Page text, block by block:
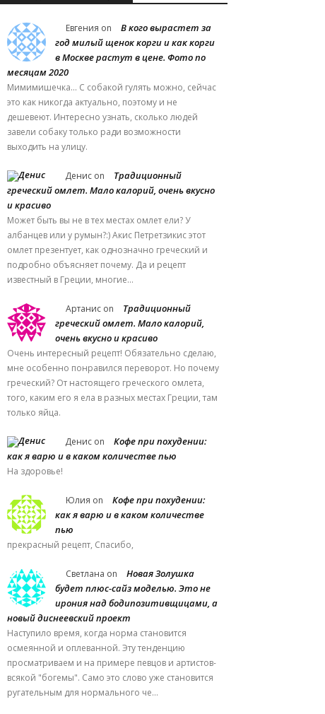
Евгения on
В кого вырастет за
год милый щенок корги и как корги
в Москве растут в цене. Фото по
месяцам 2020
Мимимишечка... С собакой гулять можно, сейчас
это как никогда актуально, поэтому и не
дешевеют. Интересно узнать, сколько людей
завели собаку только ради возможности
выходить на улицу.
Денис on
Традиционный
греческий омлет. Мало калорий, очень вкусно
и красиво
Может быть вы не в тех местах омлет ели? У
албанцев или у румын?:) Акис Петретзикис этот
омлет презентует, как однозначно греческий и
подробно объясняет почему. Да и рецепт
известный в Греции, многие…
Артанис on
Традиционный
греческий омлет. Мало калорий,
очень вкусно и красиво
Очень интересный рецепт! Обязательно сделаю,
мне особенно понравился переворот. Но почему
греческий? От настоящего греческого омлета,
того, каким его я ела в разных местах Греции, там
только яйца.
Денис on
Кофе при похудении:
как я варю и в каком количестве пью
На здоровье!
Юлия on
Кофе при похудении:
как я варю и в каком количестве
пью
прекрасный рецепт, Спасибо,
Светлана on
Новая Золушка
будет плюс-сайз моделью. Это не
ирония над бодипозитивщицами, а
новый диснеевский проект
Наступило время, когда норма становится
осмеянной и оплеванной. Эту тенденцию
просматриваем и на примере певцов и артистов-
всякой "богемы". Само это слово уже становится
ругательным для нормального че…